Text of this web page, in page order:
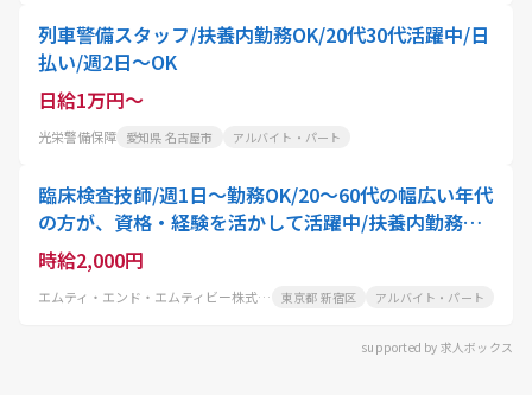
列車警備スタッフ/扶養内勤務OK/20代30代活躍中/日
払い/週2日～OK
日給1万円～
光栄警備保障 愛知県 名古屋市 アルバイト・パート
臨床検査技師/週1日～勤務OK/20～60代の幅広い年代
の方が、資格・経験を活かして活躍中/扶養内勤務可!
家事や育児と両立したい方におすすめ
時給2,000円
エムティ・エンド・エムティビー株式会社 東京都 新宿区 アルバイト・パート
supported by 求人ボックス